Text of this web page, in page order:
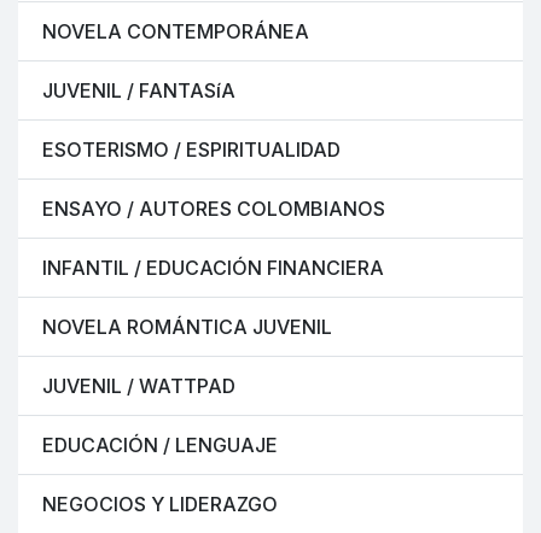
NOVELA CONTEMPORÁNEA
JUVENIL / FANTASíA
ESOTERISMO / ESPIRITUALIDAD
ENSAYO / AUTORES COLOMBIANOS
INFANTIL / EDUCACIÓN FINANCIERA
NOVELA ROMÁNTICA JUVENIL
JUVENIL / WATTPAD
EDUCACIÓN / LENGUAJE
NEGOCIOS Y LIDERAZGO